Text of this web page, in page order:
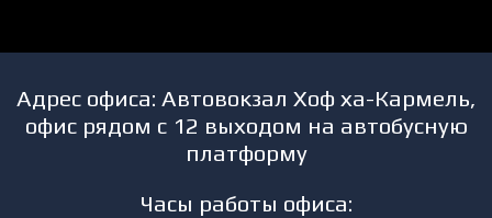
Адрес офиса: Автовокзал Хоф ха-Кармель,
офис рядом с 12 выходом на автобусную
платформу
Часы работы офиса: